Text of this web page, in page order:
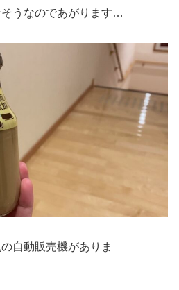
うなのであがります…
自動販売機がありま